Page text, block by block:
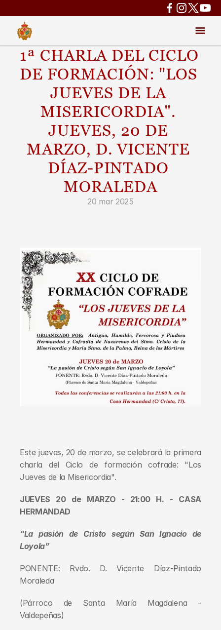
1ª CHARLA DEL CICLO
DE FORMACIÓN: "LOS
JUEVES DE LA
MISERICORDIA".
JUEVES, 20 DE
MARZO, D. VICENTE
DÍAZ-PINTADO
MORALEDA
20 mar 2025
Este jueves, 20 de marzo, se celebrará la primera
charla del Ciclo de formación cofrade: "Los
Jueves de la Misericordia".
JUEVES 20 de MARZO - 21:00 H. - CASA
HERMANDAD
“La pasión de Cristo según San Ignacio de
Loyola”
PONENTE: Rvdo. D. Vicente Díaz-Pintado
Moraleda
(Párroco de Santa María Magdalena -
Valdepeñas)